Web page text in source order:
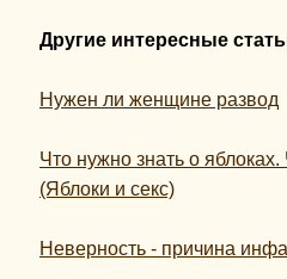
Другие интересные
Нужен ли женщине развод
Что нужно знать о яблоках.
(Яблоки и секс)
Неверность - причина